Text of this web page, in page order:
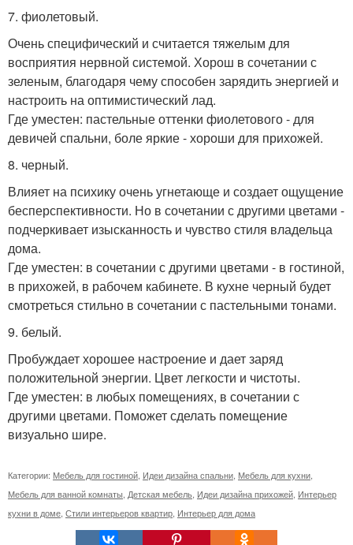
7. фиолетовый.
Очень специфический и считается тяжелым для
восприятия нервной системой. Хорош в сочетании с
зеленым, благодаря чему способен зарядить энергией и
настроить на оптимистический лад.
Где уместен: пастельные оттенки фиолетового - для
девичей спальни, боле яркие - хороши для прихожей.
8. черный.
Влияет на психику очень угнетающе и создает ощущение
бесперспективности. Но в сочетании с другими цветами -
подчеркивает изысканность и чувство стиля владельца
дома.
Где уместен: в сочетании с другими цветами - в гостиной,
в прихожей, в рабочем кабинете. В кухне черный будет
смотреться стильно в сочетании с пастельными тонами.
9. белый.
Пробуждает хорошее настроение и дает заряд
положительной энергии. Цвет легкости и чистоты.
Где уместен: в любых помещениях, в сочетании с
другими цветами. Поможет сделать помещение
визуально шире.
Категории: Мебель для гостиной, Идеи дизайна спальни, Мебель для кухни,
Мебель для ванной комнаты, Детская мебель, Идеи дизайна прихожей, Интерьер
кухни в доме, Стили интерьеров квартир, Интерьер для дома